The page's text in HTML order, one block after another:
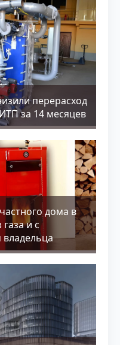
перерасход
за 14 месяцев
дома в
и с